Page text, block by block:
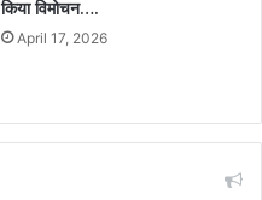
किया विमोचन….
April 17, 2026